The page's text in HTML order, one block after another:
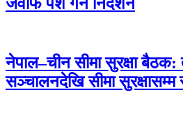
नेपाल–चीन सीमा सुरक्षा बैठक:
सञ्चालनदेखि सीमा सुरक्षासम्म